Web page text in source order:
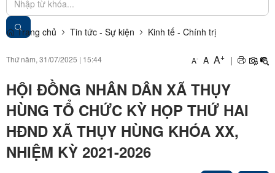
Trang chủ Tin tức - Sự kiện Kinh tế - Chính trị
Thứ năm, 31/07/2025 | 15:44 A- A A+ |
HỘI ĐỒNG NHÂN DÂN XÃ THỤY
HÙNG TỔ CHỨC KỲ HỌP THỨ HAI
HĐND XÃ THỤY HÙNG KHÓA XX,
NHIỆM KỲ 2021-2026